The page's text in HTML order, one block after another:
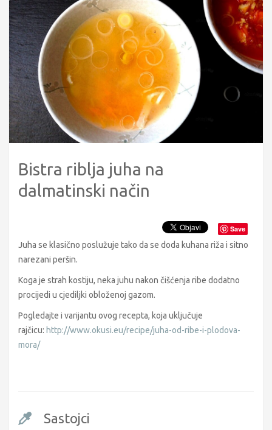
Bistra riblja juha na
dalmatinski način
Save
Juha se klasično poslužuje tako da se doda kuhana riža i sitno
narezani peršin.
Koga je strah kostiju, neka juhu nakon čišćenja ribe dodatno
procijedi u cjediljki obloženoj gazom.
Pogledajte i varijantu ovog recepta, koja uključuje
rajčicu: http://www.okusi.eu/recipe/juha-od-ribe-i-plodova-
mora/
Sastojci